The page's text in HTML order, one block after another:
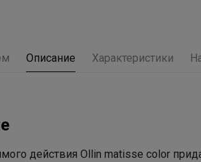
Описание Характеристики
действия Ollin matisse color